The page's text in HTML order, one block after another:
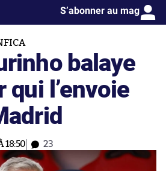
S’abonner au mag
balaye
qui l’envoie
18:50 23